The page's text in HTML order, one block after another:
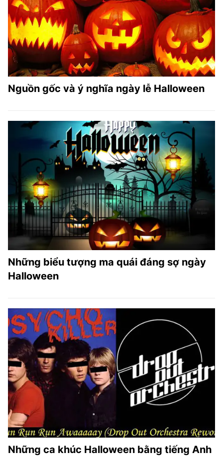
Nguồn gốc và ý nghĩa ngày lễ Halloween
Những biểu tượng ma quái đáng sợ ngày
Halloween
Những ca khúc Halloween bằng tiếng Anh